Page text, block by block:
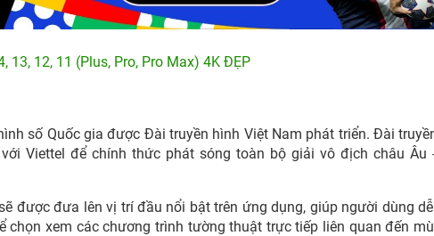
13, 12, 11 (Plus, Pro, Pro Max) 4K ĐẸP
số Quốc gia được Đài truyền hình Việt Nam phát triển. Đài
Viettel để chính thức phát sóng toàn bộ giải vô địch châu Âu
được đưa lên vị trí đầu nổi bật trên ứng dụng, giúp người dùng
chọn xem các chương trình tường thuật trực tiếp liên quan đến